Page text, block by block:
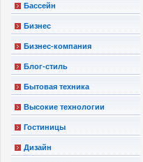
Бассейн
Бизнес
Бизнес-компания
Блог-стиль
Бытовая техника
Высокие технологии
Гостиницы
Дизайн